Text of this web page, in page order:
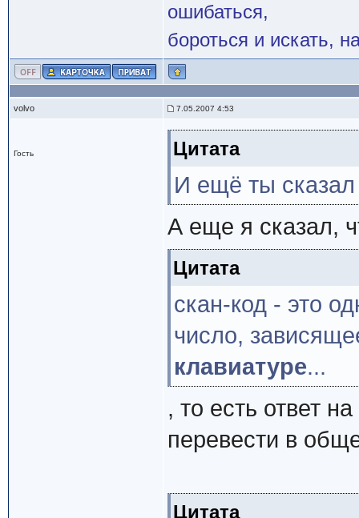
ошибаться,
бороться и искать,
volvo 7.05.2007 4:53
Гость Цитата
И ещё ты сказал
А еще я сказал,
Цитата
скан-код - это
число,
клавиатуре...
, то есть ответ
перевести в
Цитата